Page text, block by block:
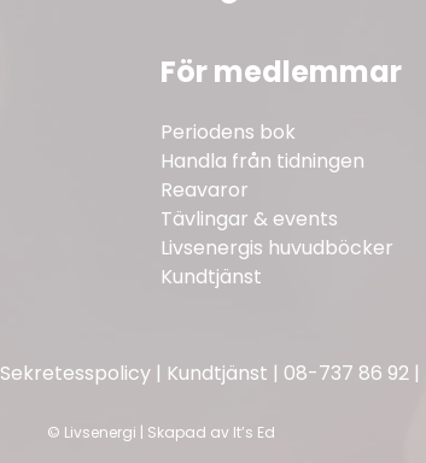
För medlemmar
Periodens bok
Handla från tidningen
Reavaror
Tävlingar & events
Livsenergis huvudböcker
Kundtjänst
Sekretesspolicy| Kundtjänst | 08-737 86 92|
© Livsenergi | Skapad av It’s Ed